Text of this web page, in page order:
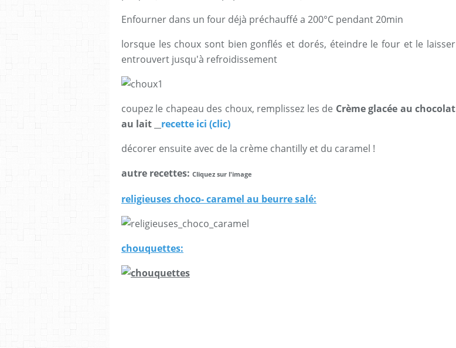
Enfourner dans un four déjà préchauffé a 200°C pendant 20min
lorsque les choux sont bien gonflés et dorés, éteindre le four et le laisser
entrouvert jusqu'à refroidissement
coupez le chapeau des choux, remplissez les de Crème glacée au chocolat
au lait
recette ici (clic)
décorer ensuite avec de la crème chantilly et du caramel !
autre recettes: Cliquez sur l'image
religieuses choco- caramel au beurre salé:
chouquettes: